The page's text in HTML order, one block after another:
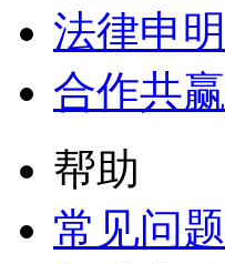
法律申明
合作共赢
帮助
常见问题